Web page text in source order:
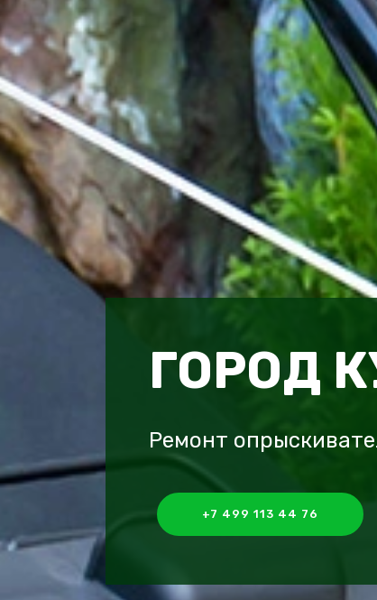
ГОРОД
Ремонт
+7 499 113 44 76